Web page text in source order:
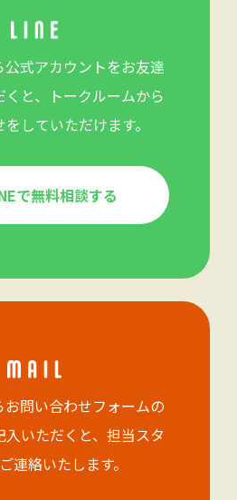
式アカウントをお友達
と、トークルームから
していただけます。
で無料相談する
問い合わせフォームの
いただくと、担当スタ
連絡いたします。